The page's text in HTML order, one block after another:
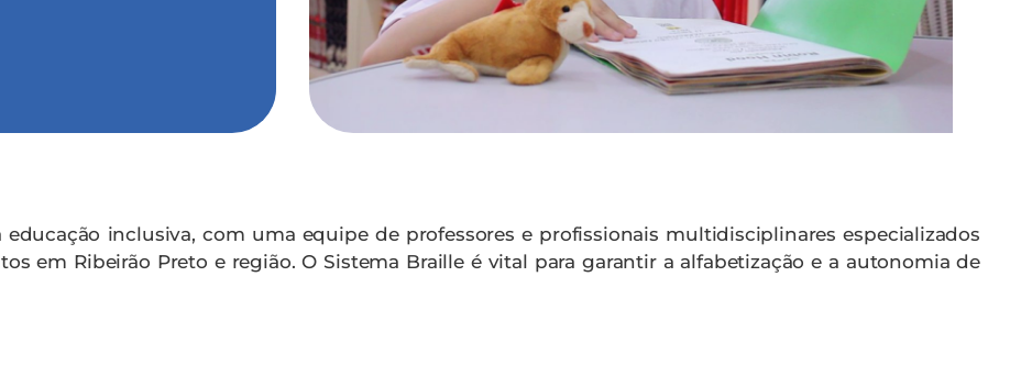
educação inclusiva, com uma equipe de professores e profissionais multidisciplinares especializados
em Ribeirão Preto e região. O Sistema Braille é vital para garantir a alfabetização e a autonomia de